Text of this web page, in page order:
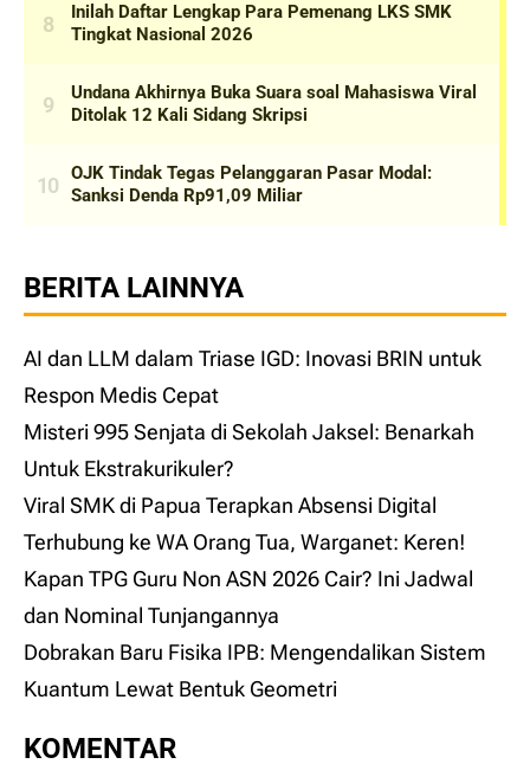
BERITA LAINNYA
AI dan LLM dalam Triase IGD: Inovasi BRIN untuk
Respon Medis Cepat
Misteri 995 Senjata di Sekolah Jaksel: Benarkah
Untuk Ekstrakurikuler?
Viral SMK di Papua Terapkan Absensi Digital
Terhubung ke WA Orang Tua, Warganet: Keren!
Kapan TPG Guru Non ASN 2026 Cair? Ini Jadwal
dan Nominal Tunjangannya
Dobrakan Baru Fisika IPB: Mengendalikan Sistem
Kuantum Lewat Bentuk Geometri
KOMENTAR